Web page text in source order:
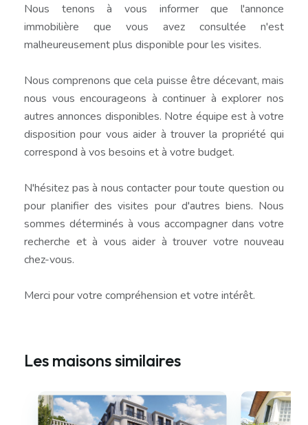
Nous tenons à vous informer que l'annonce
immobilière que vous avez consultée n'est
malheureusement plus disponible pour les visites.
Nous comprenons que cela puisse être décevant, mais
nous vous encourageons à continuer à explorer nos
autres annonces disponibles. Notre équipe est à votre
disposition pour vous aider à trouver la propriété qui
correspond à vos besoins et à votre budget.
N'hésitez pas à nous contacter pour toute question ou
pour planifier des visites pour d'autres biens. Nous
sommes déterminés à vous accompagner dans votre
recherche et à vous aider à trouver votre nouveau
chez-vous.
Merci pour votre compréhension et votre intérêt.
Les maisons similaires